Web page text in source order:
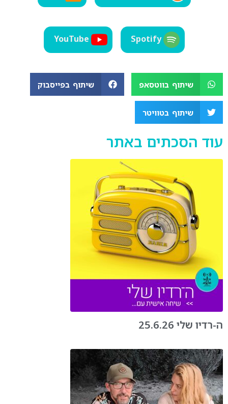
Spotify
YouTube
שיתוף בווטסאפ שיתוף בפייסבוק
שיתוף בטוויטר
עוד הסכתים באתר
ה-רדיו שלי 25.6.26